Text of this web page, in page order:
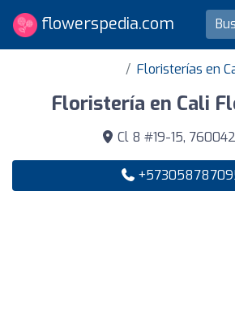
flowerspedia.com
Floristerías en
Floristería en Cali
Cl 8 #19-15,